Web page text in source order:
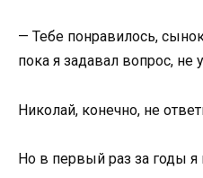
— Тебе понравилось,
пока я задавал вопрос, не
Николай, конечно, не
Но в первый раз за годы я